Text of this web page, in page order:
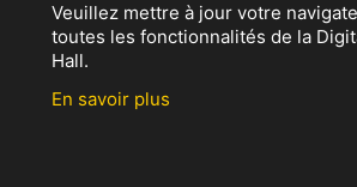
Veuillez mettre à jour votre
toutes les fonctionnalités de la
Hall.
En savoir plus